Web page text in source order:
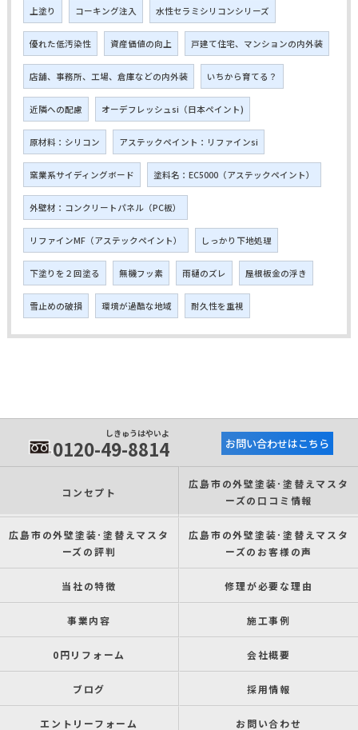
上塗り コーキング注入 水性セラミシリコンシリーズ
優れた低汚染性 資産価値の向上 戸建て住宅、マンションの内外装
店舗、事務所、工場、倉庫などの内外装 いちから育てる？
近隣への配慮 オーデフレッシュsi（日本ペイント)
原材料：シリコン アステックペイント：リファインsi
窯業系サイディングボード 塗料名：EC5000（アステックペイント）
外壁材：コンクリートパネル（PC板）
リファインMF（アステックペイント） しっかり下地処理
下塗りを２回塗る 無機フッ素 雨樋のズレ 屋根板金の浮き
雪止めの破損 環境が過酷な地域 耐久性を重視
しきゅうはやいよ
0120-49-8814 お問い合わせはこちら
コンセプト
広島市の外壁塗装･塗替えマスタ
ーズの口コミ情報
広島市の外壁塗装･塗替えマスタ
ーズの評判
広島市の外壁塗装･塗替えマスタ
ーズのお客様の声
当社の特徴 修理が必要な理由
事業内容 施工事例
0円リフォーム 会社概要
ブログ 採用情報
エントリーフォーム お問い合わせ